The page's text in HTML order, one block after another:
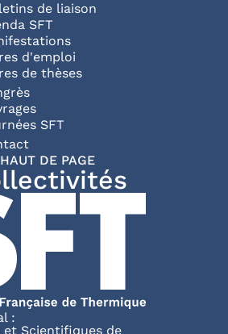
de liaison
SFT
d'emploi
de thèses
SFT
de page
HAUT DE PAGE
:
et Scientifiques de